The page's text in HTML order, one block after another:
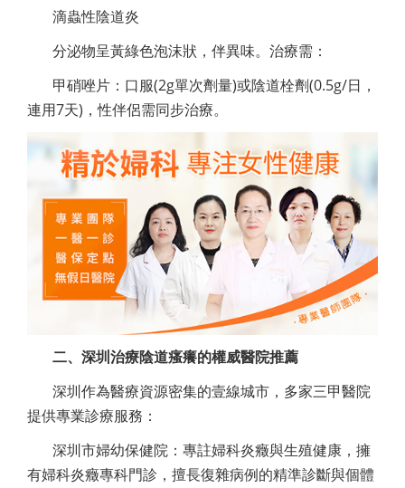
滴蟲性陰道炎
分泌物呈黃綠色泡沫狀，伴異味。治療需：
甲硝唑片：口服(2g單次劑量)或陰道栓劑(0.5g/日，
連用7天)，性伴侶需同步治療。
二、深圳治療陰道瘙癢的權威醫院推薦
深圳作為醫療資源密集的壹線城市，多家三甲醫院
提供專業診療服務：
深圳市婦幼保健院：專註婦科炎癥與生殖健康，擁
有婦科炎癥專科門診，擅長復雜病例的精準診斷與個體